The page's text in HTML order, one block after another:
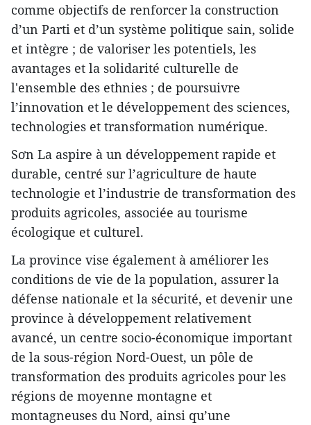
comme objectifs de renforcer la construction
d’un Parti et d’un système politique sain, solide
et intègre ; de valoriser les potentiels, les
avantages et la solidarité culturelle de
l'ensemble des ethnies ; de poursuivre
l’innovation et le développement des sciences,
technologies et transformation numérique.
Sơn La aspire à un développement rapide et
durable, centré sur l’agriculture de haute
technologie et l’industrie de transformation des
produits agricoles, associée au tourisme
écologique et culturel.
La province vise également à améliorer les
conditions de vie de la population, assurer la
défense nationale et la sécurité, et devenir une
province à développement relativement
avancé, un centre socio-économique important
de la sous-région Nord-Ouest, un pôle de
transformation des produits agricoles pour les
régions de moyenne montagne et
montagneuses du Nord, ainsi qu’une